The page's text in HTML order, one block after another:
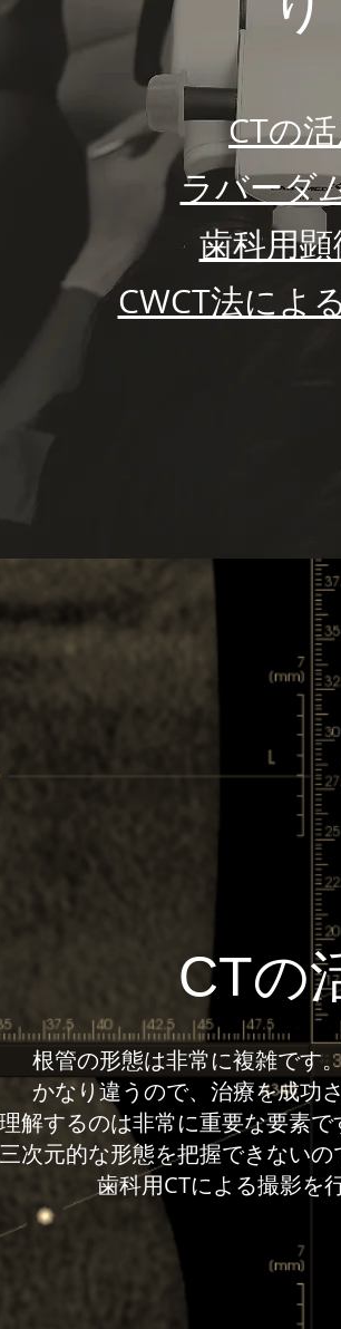
CTの
ラバーダ
歯科用
​CWCT法によ
CTの
根管の形態は非常に複雑です
かなり違うので、治療を成功
理解するのは非常に重要な要素
三次元的な形態を把握できない
歯科用CTによる撮影を